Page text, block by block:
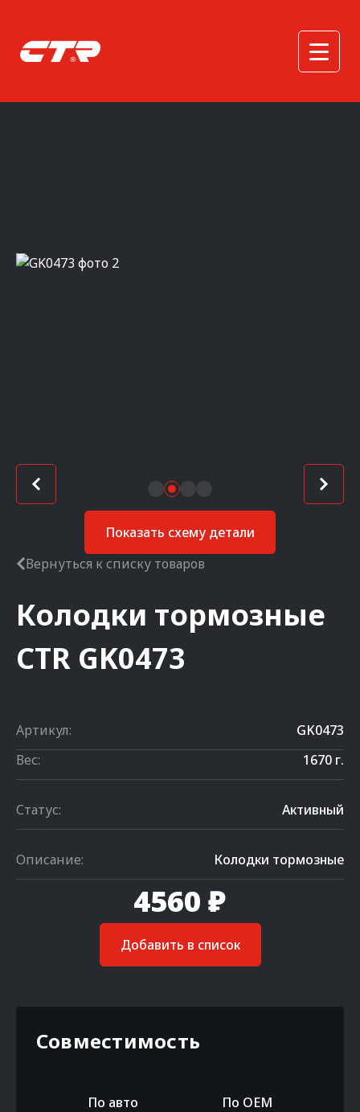
Показать схему детали
Вернуться к списку товаров
Колодки тормозные
CTR GK0473
Артикул:
GK0473
Вес:
1670 г.
Статус: Активный
Описание: Колодки тормозные
4560 ₽
Добавить в список
Совместимость
По авто По OEM